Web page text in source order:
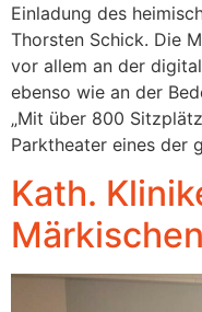
Einladung des
Thorsten Schick. Die
vor allem an der
ebenso wie an der
„Mit über 800
Parktheater eines der
Kath.